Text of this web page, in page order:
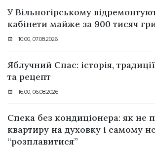
У Вільногірському
кабінети майже за 900 тисяч
10:00, 07.08.2026
Яблучний Спас: історія,
та рецепт
16:00, 06.08.2026
Спека без кондиціонера: як не
квартиру на духовку і самому не
“розплавитися”